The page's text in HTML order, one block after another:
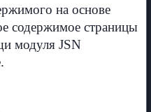
на основе
содержимое страницы
модуля JSN